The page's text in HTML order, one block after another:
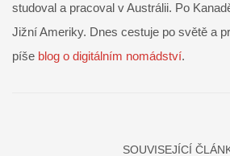
studoval a pracoval v Austrálii. Po
Jižní Ameriky. Dnes cestuje po světě a
píše blog o digitálním nomádství.
SOUVISEJÍCÍ